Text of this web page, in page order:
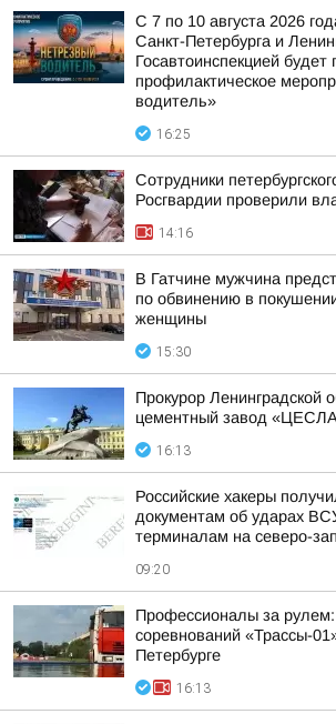
С 7 по 10 августа 2026
Санкт-Петербурга и
Госавтоинспекцией будет
профилактическое
водитель»
16:25
Сотрудники
Росгвардии проверили
14:16
В Гатчине мужчина
по обвинению в
женщины
15:30
Прокурор Ленинградской
цементный завод
16:13
Российские хакеры
документам об ударах
терминалам на северо-
09:20
Профессионалы за
соревнований «Трассы-
Петербурге
16:13